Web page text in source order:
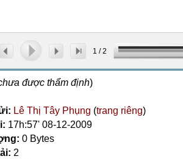
1 /2
được thẩm định)
Lê Thị Tây Phụng (trang riêng)
17h:57' 08-12-2009
0 Bytes
2